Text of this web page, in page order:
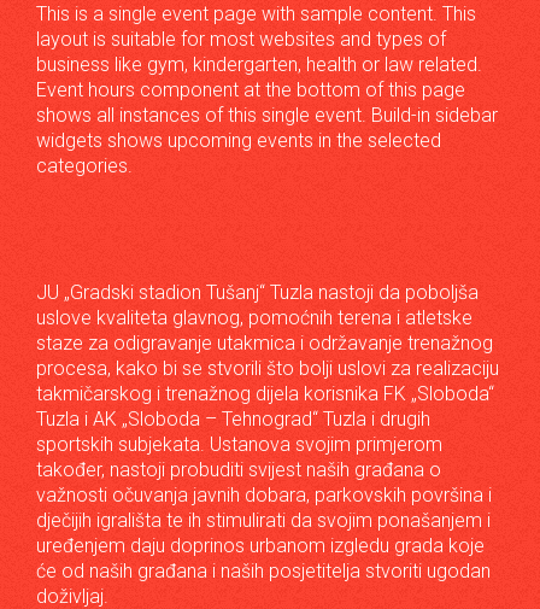
This is a single event page with sample content. This
layout is suitable for most websites and types of
business like gym, kindergarten, health or law related.
Event hours component at the bottom of this page
shows all instances of this single event. Build-in sidebar
widgets shows upcoming events in the selected
categories.
JU „Gradski stadion Tušanj“ Tuzla nastoji da poboljša
uslove kvaliteta glavnog, pomoćnih terena i atletske
staze za odigravanje utakmica i održavanje trenažnog
procesa, kako bi se stvorili što bolji uslovi za realizaciju
takmičarskog i trenažnog dijela korisnika FK „Sloboda“
Tuzla i AK „Sloboda – Tehnograd“ Tuzla i drugih
sportskih subjekata. Ustanova svojim primjerom
također, nastoji probuditi svijest naših građana o
važnosti očuvanja javnih dobara, parkovskih površina i
dječijih igrališta te ih stimulirati da svojim ponašanjem i
uređenjem daju doprinos urbanom izgledu grada koje
će od naših građana i naših posjetitelja stvoriti ugodan
doživljaj.